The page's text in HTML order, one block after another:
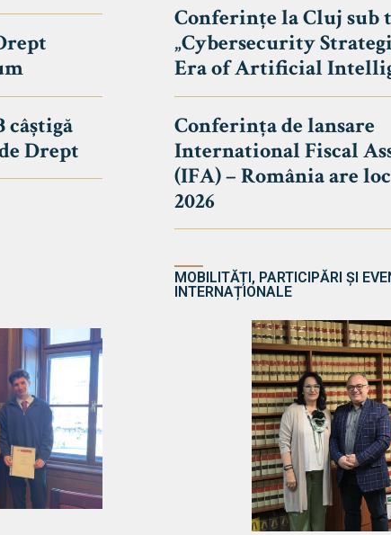
Admitere
Erasmus & Internațional
Știri
Echipa Facultății
Bibliotecă & Reviste
câștigă
Drept
Conferințe la Cluj sub
„Cybersecurity
Era of Artificial
Conferința de lansare
International Fiscal
(IFA) – România are
2026
MOBILITĂȚI, PARTICIPĂRI ȘI
INTERNAȚIONALE